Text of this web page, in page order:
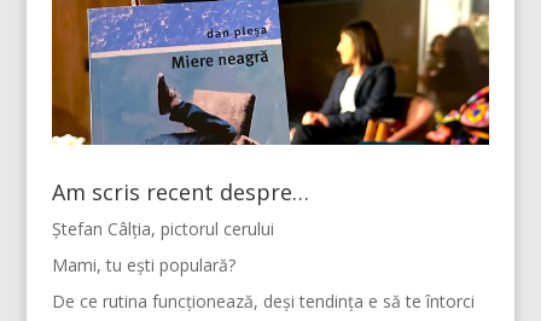
Am scris recent despre…
Ștefan Câlția, pictorul cerului
Mami, tu ești populară?
De ce rutina funcționează, deși tendința e să te întorci